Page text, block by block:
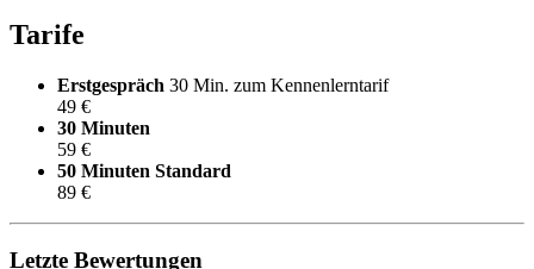
Tarife
Erstgespräch 30 Min. zum Kennenlerntarif
49 €
30 Minuten
59 €
50 Minuten Standard
89 €
Letzte Bewertungen